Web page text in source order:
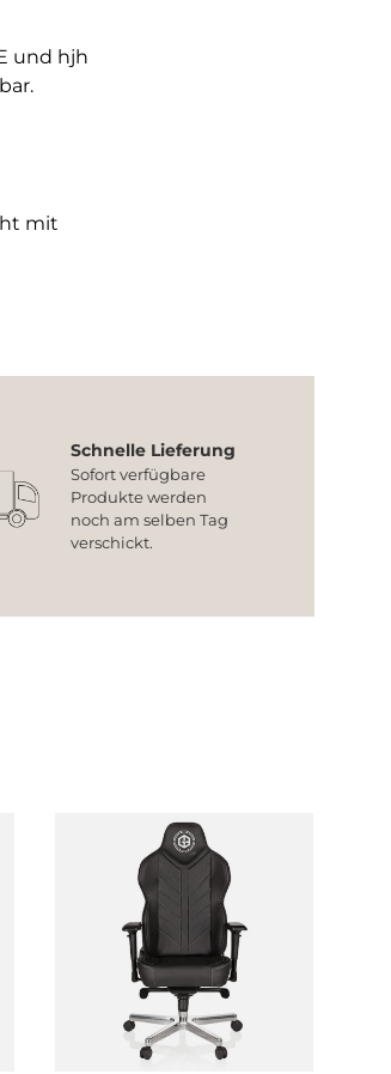
und hjh
mit
Schnelle Lieferung
Sofort verfügbare
Produkte werden
noch am selben Tag
verschickt.